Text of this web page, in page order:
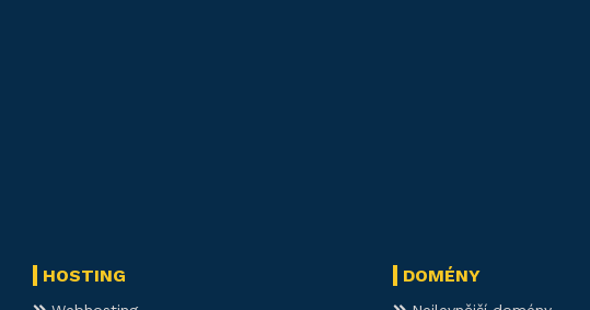
HOSTING DOMÉNY